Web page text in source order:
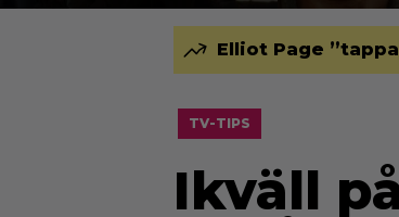
Elliot Page
TV-TIPS
Ikväll